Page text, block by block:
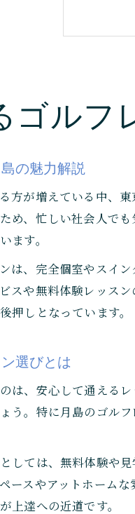
初
ゴルフ
の魅力解説
方が増えている中、
め、忙しい社会人で
ます。
は、完全個室やスイ
スや無料体験レッス
押しとなっています。
選びとは
は、安心して通える
う。特に月島のゴル
しては、無料体験や
ースやアットホーム
上達への近道です。